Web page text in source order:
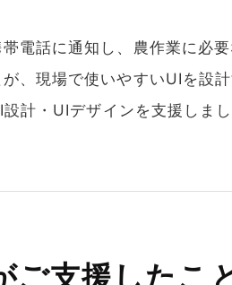
電話に通知し、農作業に必
、現場で使いやすいUIを設
計・UIデザインを支援しまし
ご支援したこ